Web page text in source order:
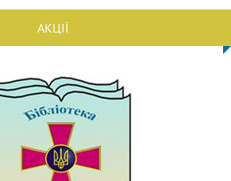
АКЦІЇ